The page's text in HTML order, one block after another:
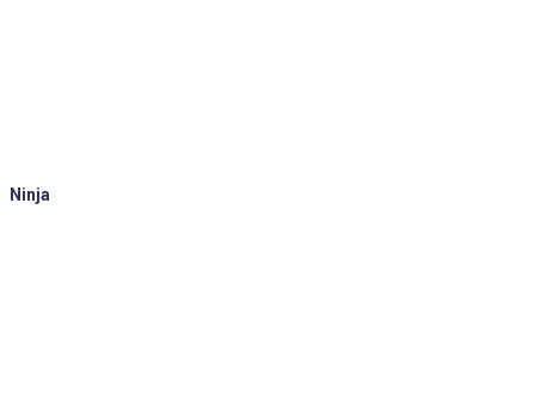
Ninja